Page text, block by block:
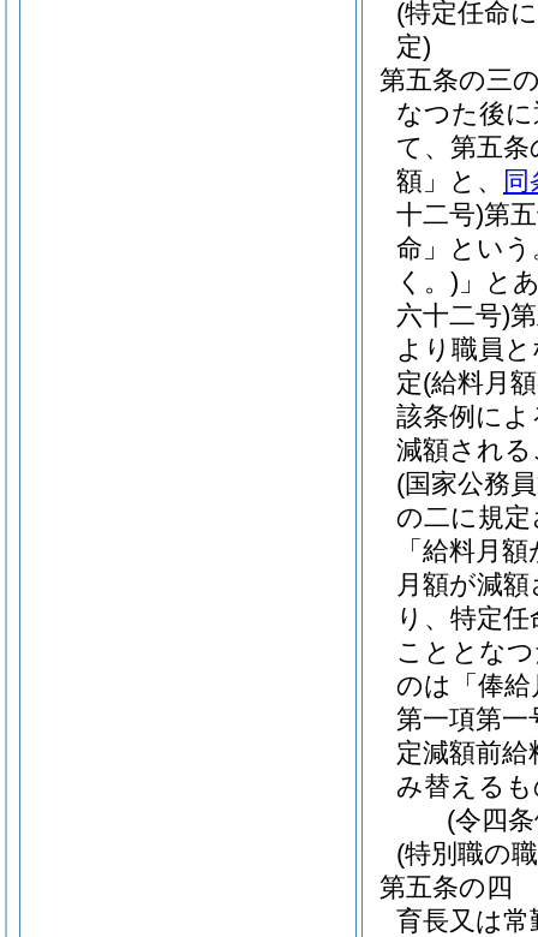
(特定任命
定)
第五条の三
なつた後
て、第五
額」と、
同
十二号)第
命」という
く。) 」と
六十二号)
より職員
定(給料月
該条例に
減額され
(国家公務
の二に規
「給料月
月額が減
り、特定
こととな
のは「俸
第一項第一
定減額前
み替える
(令四
(特別職の
第五条の四
育長又は常